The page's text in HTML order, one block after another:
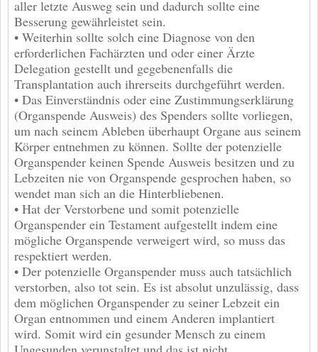
aller letzte Ausweg sein und dadurch sollte eine
Besserung gewährleistet sein.
• Weiterhin sollte solch eine Diagnose von den
erforderlichen Fachärzten und oder einer Ärzte
Delegation gestellt und gegebenenfalls die
Transplantation auch ihrerseits durchgeführt werden.
• Das Einverständnis oder eine Zustimmungserklärung
(Organspende Ausweis) des Spenders sollte vorliegen,
um nach seinem Ableben überhaupt Organe aus seinem
Körper entnehmen zu können. Sollte der potenzielle
Organspender keinen Spende Ausweis besitzen und zu
Lebzeiten nie von Organspende gesprochen haben, so
wendet man sich an die Hinterbliebenen.
• Hat der Verstorbene und somit potenzielle
Organspender ein Testament aufgestellt indem eine
mögliche Organspende verweigert wird, so muss das
respektiert werden.
• Der potenzielle Organspender muss auch tatsächlich
verstorben, also tot sein. Es ist absolut unzulässig, dass
dem möglichen Organspender zu seiner Lebzeit ein
Organ entnommen und einem Anderen implantiert
wird. Somit wird ein gesunder Mensch zu einem